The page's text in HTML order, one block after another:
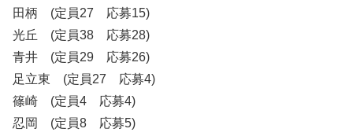
田柄 (定員27 応募15)
光丘 (定員38 応募28)
青井 (定員29 応募26)
足立東 (定員27 応募4)
篠崎 (定員4 応募4)
忍岡 (定員8 応募5)